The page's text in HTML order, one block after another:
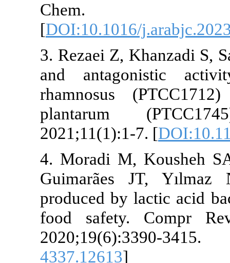
[
3. Rezaei Z,
and
rhamnosus
2021;11(1):1-
4. Moradi M,
Guimarães
produced by
food